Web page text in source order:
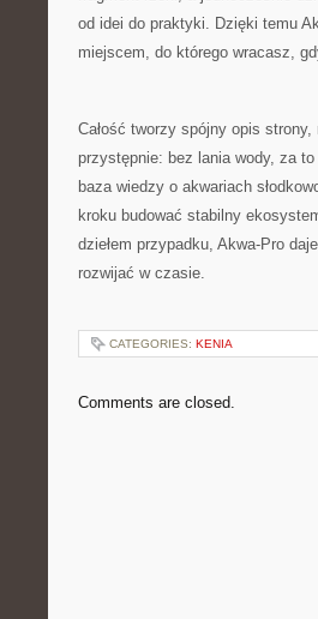
od idei do praktyki. Dzięki temu
miejscem, do którego wracasz,
Całość tworzy spójny opis
przystępnie: bez lania wody, za
baza wiedzy o akwariach
kroku budować stabilny
dziełem przypadku, Akwa-Pro
rozwijać w czasie.
CATEGORIES: KENIA
Comments are closed.